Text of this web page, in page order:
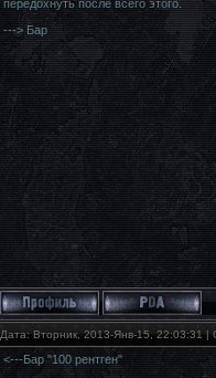
передохнуть после всего этого.
---> Бар
Дата: Вторник, 2013-Янв-15, 22:03:31
<---Бар "100 рентген"